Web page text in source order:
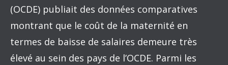
(OCDE) publiait des données comparatives
montrant que le coût de la maternité en
termes de baisse de salaires demeure très
élevé au sein des pays de l’OCDE. Parmi les